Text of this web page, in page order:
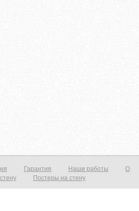
Гарантия Наши работы
О
Постеры на стену